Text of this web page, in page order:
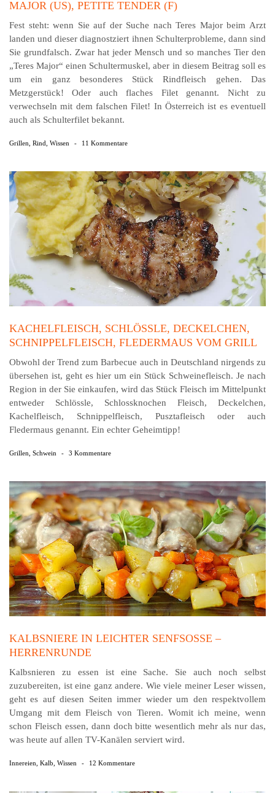
MAJOR (US), PETITE TENDER (F)
Fest steht: wenn Sie auf der Suche nach Teres Major beim Arzt
landen und dieser diagnostziert ihnen Schulterprobleme, dann sind
Sie grundfalsch. Zwar hat jeder Mensch und so manches Tier den
„Teres Major“ einen Schultermuskel, aber in diesem Beitrag soll es
um ein ganz besonderes Stück Rindfleisch gehen. Das
Metzgerstück! Oder auch flaches Filet genannt. Nicht zu
verwechseln mit dem falschen Filet! In Österreich ist es eventuell
auch als Schulterfilet bekannt.
Grillen Rind Wissen - 11 Kommentare
KACHELFLEISCH, SCHLÖSSLE, DECKELCHEN,
SCHNIPPELFLEISCH, FLEDERMAUS VOM GRILL
Obwohl der Trend zum Barbecue auch in Deutschland nirgends zu
übersehen ist, geht es hier um ein Stück Schweinefleisch. Je nach
Region in der Sie einkaufen, wird das Stück Fleisch im Mittelpunkt
entweder Schlössle, Schlossknochen Fleisch, Deckelchen,
Kachelfleisch, Schnippelfleisch, Pusztafleisch oder auch
Fledermaus genannt. Ein echter Geheimtipp!
Grillen Schwein - 3 Kommentare
KALBSNIERE IN LEICHTER SENFSOSSE – H
ERRENRUNDE
Kalbsnieren zu essen ist eine Sache. Sie auch noch selbst
zuzubereiten, ist eine ganz andere. Wie viele meiner Leser wissen,
geht es auf diesen Seiten immer wieder um den respektvollem
Umgang mit dem Fleisch von Tieren. Womit ich meine, wenn
schon Fleisch essen, dann doch bitte wesentlich mehr als nur das,
was heute auf allen TV-Kanälen serviert wird.
Innereien Kalb Wissen - 12 Kommentare